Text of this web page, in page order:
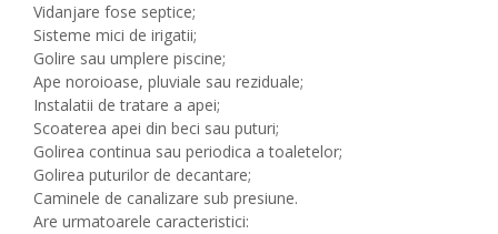
Vidanjare fose septice;
Sisteme mici de irigatii;
Golire sau umplere piscine;
Ape noroioase, pluviale sau reziduale;
Instalatii de tratare a apei;
Scoaterea apei din beci sau puturi;
Golirea continua sau periodica a toaletelor;
Golirea puturilor de decantare;
Caminele de canalizare sub presiune.
Are urmatoarele caracteristici: